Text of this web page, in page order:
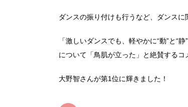
ダンスの振り付けも行うなど、ダンスに
「激しいダンスでも、軽やかに“動”と“
について「鳥肌が立った」と絶賛するコ
大野智さんが第1位に輝きました！